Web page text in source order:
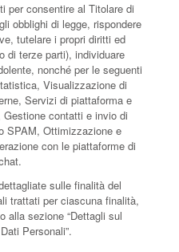
per consentire al Titolare di
obblighi di legge, rispondere
tutelare i propri diritti ed
di terze parti), individuare
nonché per le seguenti
Visualizzazione di
Servizi di piattaforma e
contatti e invio di
SPAM, Ottimizzazione e
con le piattaforme di
sulle finalità del
trattati per ciascuna finalità,
alla sezione “Dettagli sul
Personali”.